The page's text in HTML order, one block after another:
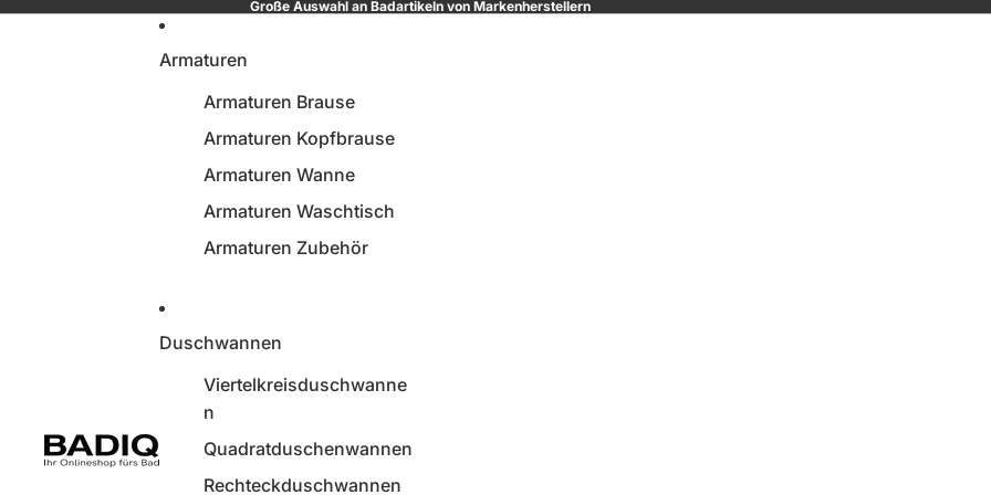
Große Auswahl an Badartikeln von Markenherstellern
Armaturen
Armaturen Brause
Armaturen Kopfbrause
Armaturen Wanne
Armaturen Waschtisch
Armaturen Zubehör
Duschwannen
Viertelkreisduschwanne
n
Quadratduschenwannen
Rechteckduschwannen